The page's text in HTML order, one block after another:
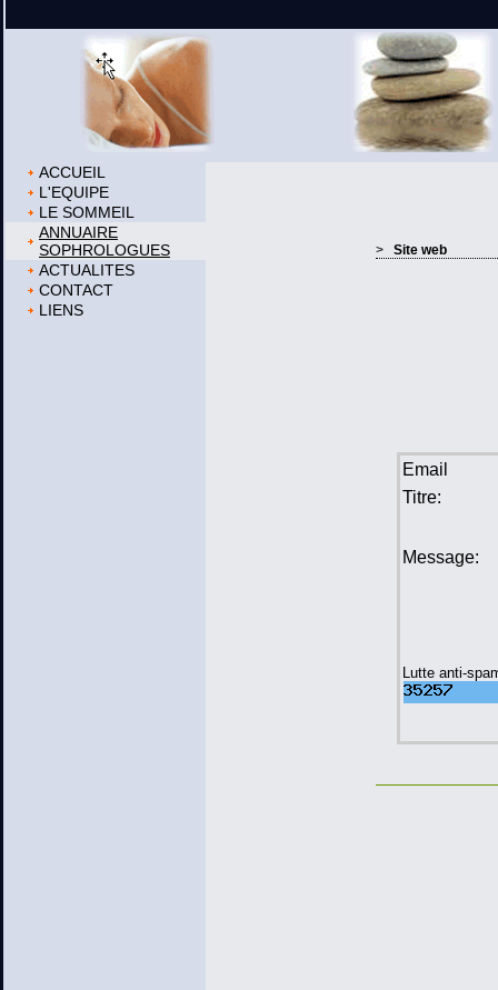
ACCUEIL
L'EQUIPE
LE SOMMEIL
ANNUAIRE
SOPHROLOGUES
ACTUALITES
CONTACT
LIENS
> Site web
Email
Titre:
Message:
Lutte anti-